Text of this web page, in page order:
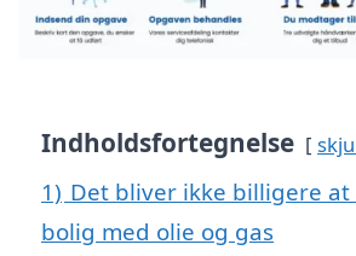
Indholdsfortegnelse
1) Det bliver ikke billigere
bolig med olie og gas